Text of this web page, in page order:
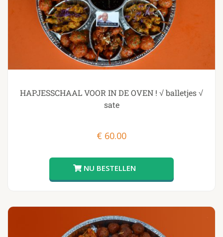
HAPJESSCHAAL VOOR IN DE OVEN ! √ balletjes √
sate
€ 60.00